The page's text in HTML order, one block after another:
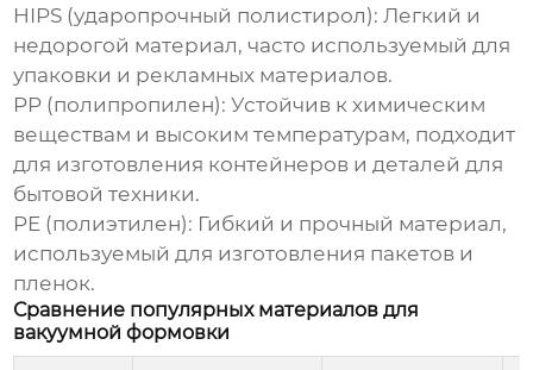
HIPS (ударопрочный полистирол): Легкий и
недорогой материал, часто используемый для
упаковки и рекламных материалов.
PP (полипропилен): Устойчив к химическим
веществам и высоким температурам, подходит
для изготовления контейнеров и деталей для
бытовой техники.
PE (полиэтилен): Гибкий и прочный материал,
используемый для изготовления пакетов и
пленок.
Сравнение популярных материалов для
вакуумной формовки